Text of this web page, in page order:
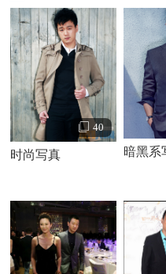
《大世界小作为》。2015
晚会，表演节目《四世同堂
妈猫爸》。2016年参演的
2017年主演的电视剧《 人间
爱 》上线播出。
40
时尚写真 暗黑系